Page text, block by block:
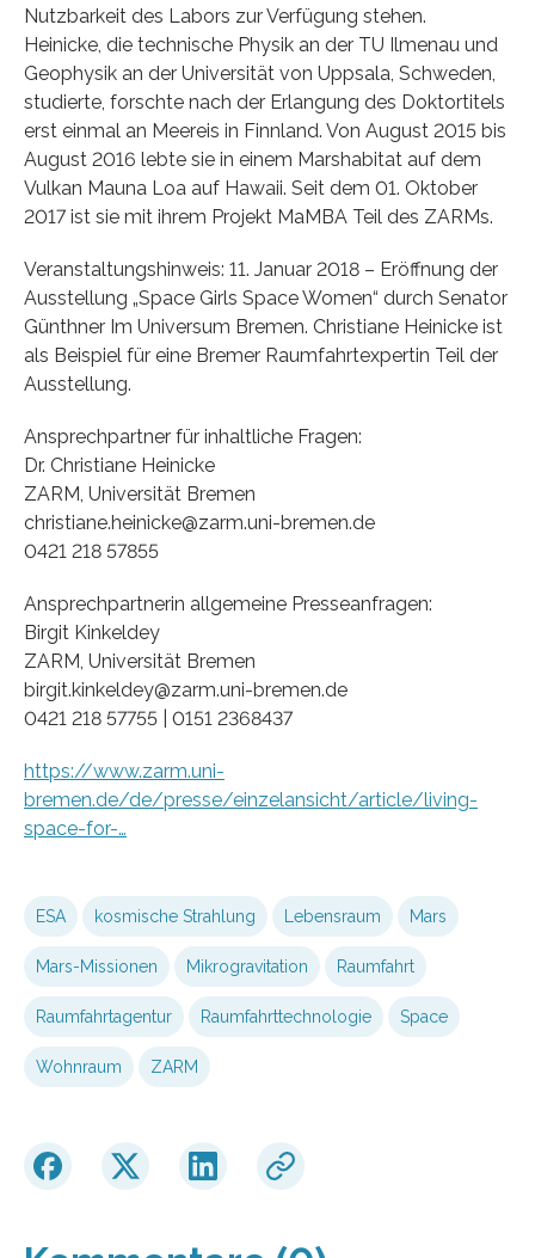
Nutzbarkeit des Labors zur Verfügung stehen.
Heinicke, die technische Physik an der TU Ilmenau und
Geophysik an der Universität von Uppsala, Schweden,
studierte, forschte nach der Erlangung des Doktortitels
erst einmal an Meereis in Finnland. Von August 2015 bis
August 2016 lebte sie in einem Marshabitat auf dem
Vulkan Mauna Loa auf Hawaii. Seit dem 01. Oktober
2017 ist sie mit ihrem Projekt MaMBA Teil des ZARMs.
Veranstaltungshinweis: 11. Januar 2018 – Eröffnung der
Ausstellung „Space Girls Space Women“ durch Senator
Günthner Im Universum Bremen. Christiane Heinicke ist
als Beispiel für eine Bremer Raumfahrtexpertin Teil der
Ausstellung.
Ansprechpartner für inhaltliche Fragen:
Dr. Christiane Heinicke
ZARM, Universität Bremen
christiane.heinicke@zarm.uni-bremen.de
0421 218 57855
Ansprechpartnerin allgemeine Presseanfragen:
Birgit Kinkeldey
ZARM, Universität Bremen
birgit.kinkeldey@zarm.uni-bremen.de
0421 218 57755 | 0151 2368437
https://www.zarm.uni-
bremen.de/de/presse/einzelansicht/article/living-
space-for-…
ESA kosmische Strahlung Lebensraum Mars
Mars-Missionen Mikrogravitation Raumfahrt
Raumfahrtagentur Raumfahrttechnologie Space
Wohnraum ZARM